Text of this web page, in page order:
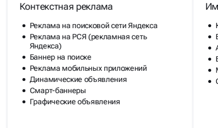
Контекстная реклама
Реклама на поисковой сети Яндекса
Реклама на РСЯ (рекламная сеть
Яндекса)
Баннер на поиске
Реклама мобильных приложений
Динамические объявления
Смарт-баннеры
Графические объявления